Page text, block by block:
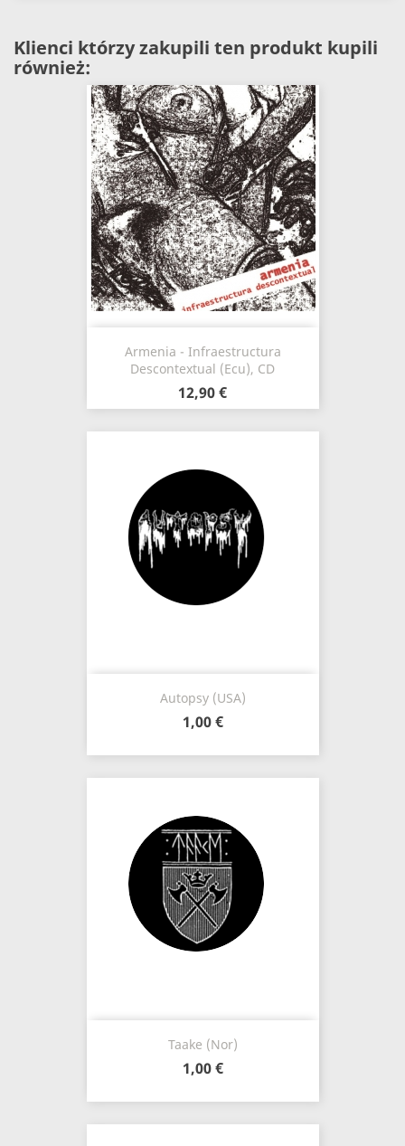
Klienci którzy zakupili ten produkt kupili
również:
Armenia - Infraestructura
Descontextual (Ecu), CD
12,90 €
Autopsy (USA)
1,00 €
Taake (Nor)
1,00 €